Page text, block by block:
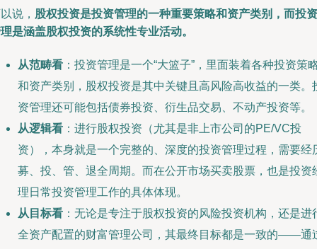
说， 股权投资是投资管理的一种重要策略和资产类别，而投资
是涵盖股权投资的系统性专业活动。
从范畴看 ：投资管理是一个“大篮子”，里面装着各种投资策
和资产类别，股权投资是其中关键且高风险高收益的一类。
资管理还可能包括债券投资、衍生品交易、不动产投资等。
从逻辑看 ：进行股权投资（尤其是非上市公司的PE/VC投
资），本身就是一个完整的、深度的投资管理过程，需要经
募、投、管、退全周期。而在公开市场买卖股票，也是投资
理日常投资管理工作的具体体现。
从目标看 ：无论是专注于股权投资的风险投资机构，还是进
全资产配置的财富管理公司，其最终目标都是一致的——通